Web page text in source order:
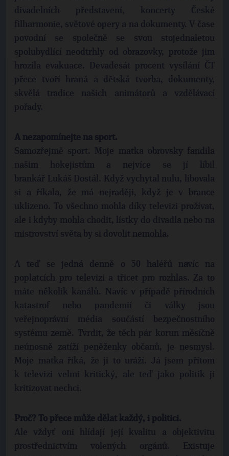
divadelních představení, koncerty České
filharmonie, světové opery a na dokumenty. V čase
povodní se společně se svou stojednaletou
spolubydlící neodtrhly od obrazovky, protože jim
hrozila evakuace. Devadesát procent vysílání ČT
přece tvoří hraná a dětská tvorba, dokumenty,
skvělá tradice našich animátorů a vzdělávací
pořady.
A nezapomínejte na sport.
Samozřejmě sport. Moje matka obrovsky fandila
našim hokejistům a nejvíce se jí líbil
brankář Lukáš Dostál. Když vychytal nulu, libovala
si a říkala, že má nejraději, když je v brance
uklizeno. To všechno mohla díky televizi prožívat,
ale i kdyby mohla chodit, lístky do divadla nebo na
mistrovství světa by si dovolit nemohla.
A teď se jedná denně o 50 haléřů navíc na
poplatcích pro televizi a třicet pro rozhlas. Za to
máte několik kanálů. Navíc v případě přírodních
katastrof nebo pandemií či války jsou
veřejnoprávní média součástí bezpečnostního
systému země. Tvrdit, že těch pár korun měsíčně
neúnosně zatíží peněženky občanů, je nesmysl.
Moje matka říká, že ji to uráží. Já jsem přitom
k televizi velmi kritický, ale teď jako politik ji
kritizovat nechci.
Proč? To přece může dělat každý, i politici.
Ale vždyť oni hlídají její kvalitu a objektivitu
prostřednictvím volených orgánů. Existuje